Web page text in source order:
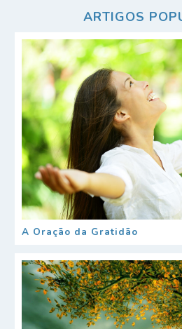
ARTIGOS
A Oração da Gratidão